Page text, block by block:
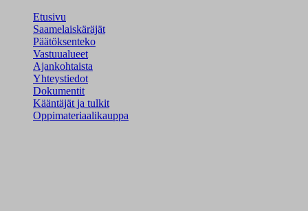
Etusivu
Saamelaiskäräjät
Päätöksenteko
Vastuualueet
Ajankohtaista
Yhteystiedot
Dokumentit
Kääntäjät ja tulkit
Oppimateriaalikauppa